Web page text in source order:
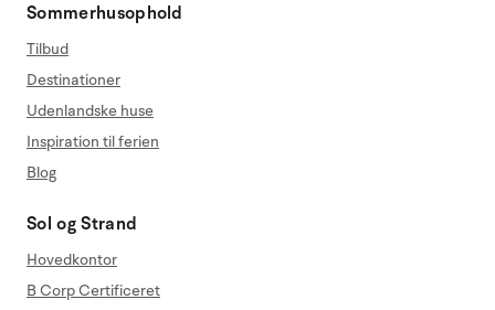
Sommerhusophold
Tilbud
Destinationer
Udenlandske huse
Inspiration til ferien
Blog
Sol og Strand
Hovedkontor
B Corp Certificeret